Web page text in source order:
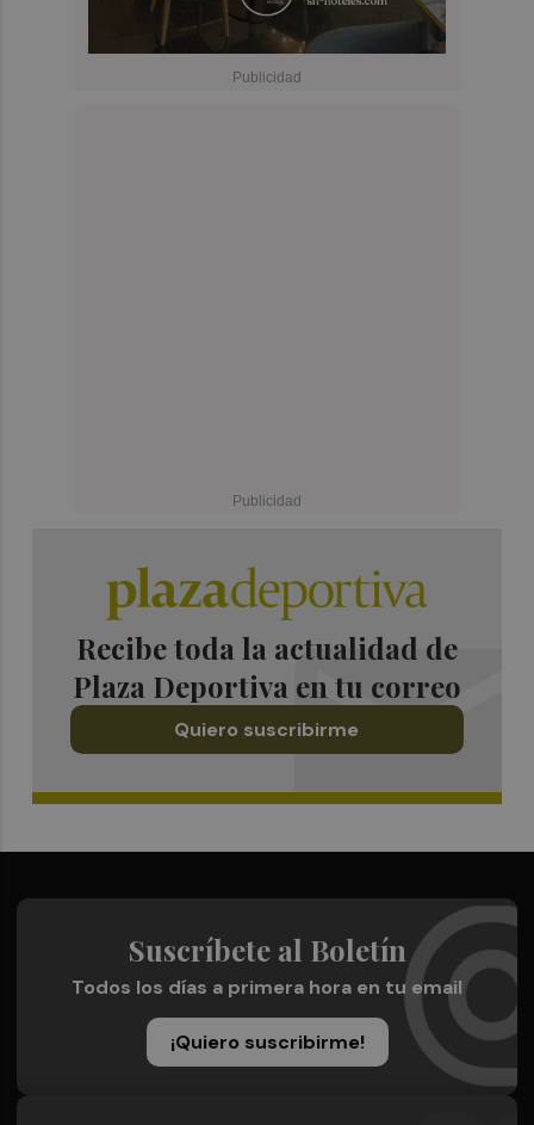
Recibe toda la actualidad de
Plaza Deportiva en tu correo
Quiero suscribirme
Suscríbete al Boletín
Todos los días a primera hora en tu email
¡Quiero suscribirme!